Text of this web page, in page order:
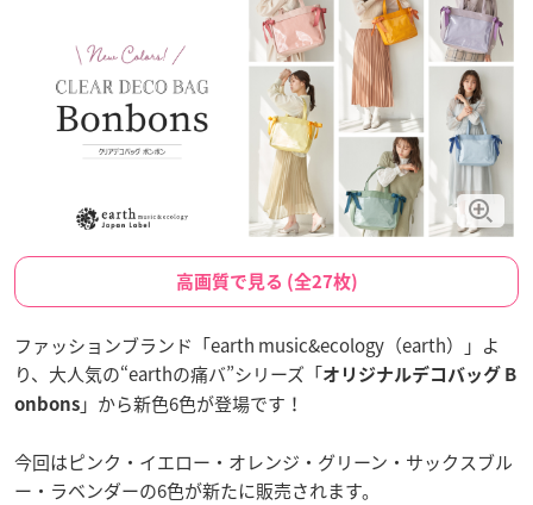
高画質で見る (全27枚)
ファッションブランド「earth music&ecology（earth）」よ
り、大人気の“earthの痛バ”シリーズ「オリジナルデコバッグ B
onbons 」から新色6色が登場です！
今回はピンク・イエロー・オレンジ・グリーン・サックスブル
ー・ラベンダーの6色が新たに販売されます。